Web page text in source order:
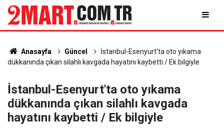
Anasayfa Güncel
İstanbul-Esenyurt'ta oto yıkama
dükkanında çıkan silahlı kavgada hayatını kaybetti / Ek bilgiyle
İstanbul-Esenyurt'ta oto yıkama
dükkanında çıkan silahlı kavgada
hayatını kaybetti / Ek bilgiyle